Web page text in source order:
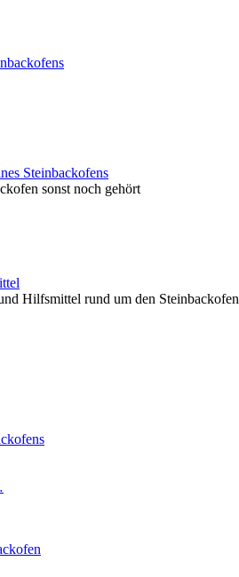
Steinbackofens
sonst noch gehört
Hilfsmittel rund um den Steinbackofen